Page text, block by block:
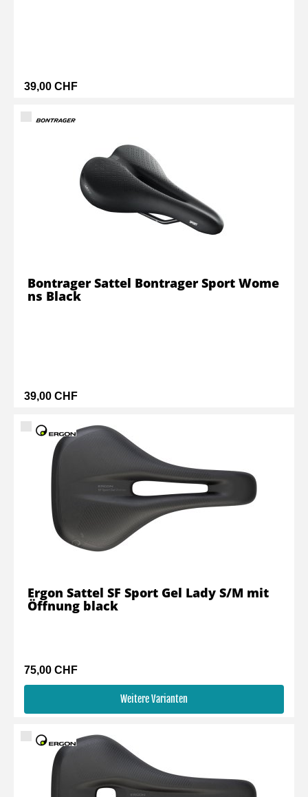
39,00 CHF
39,00 CHF
Bontrager Sattel Bontrager Sport Wome
ns Black
75,00 CHF
Weitere Varianten
Ergon Sattel SF Sport Gel Lady S/M mit
Öffnung black